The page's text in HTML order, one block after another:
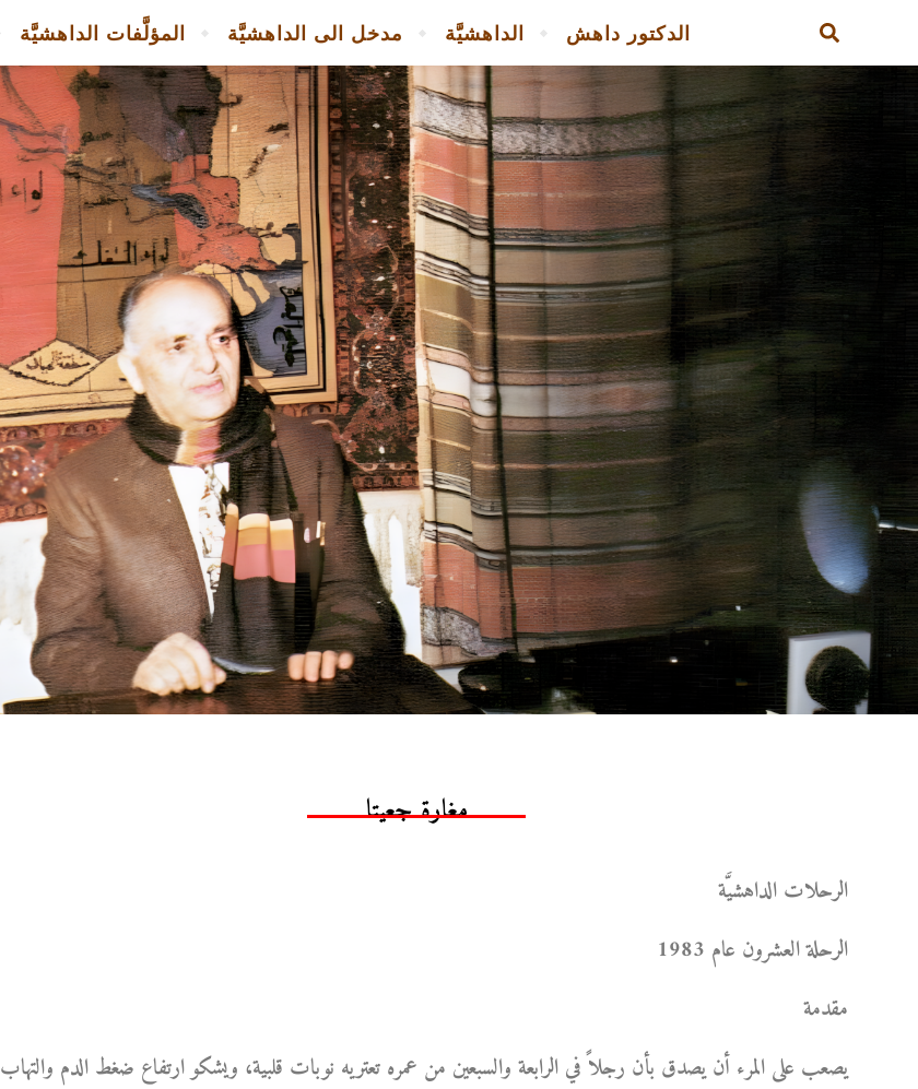
المؤلَّفات الداهشيَّة مدخل الى الداهشيَّة الداهشيَّة الدكتور داهش
مغارة جعيتا
الرحلات الداهشيَّة
الرحلة العشرون عام 1983
مقدمة
يصعب على المرء أن يصدق بأن رجلاً في الرابعة والسبعين من عمره تعتريه نوبات قلبية، ويشكو ارتفاع ضغط الدم والتهاب